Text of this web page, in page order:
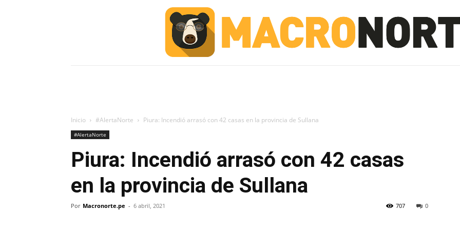
Inicio #AlertaNorte Piura: Incendió arrasó con 42 casas en la provincia de Sullana
#AlertaNorte
Piura: Incendió arrasó con 42 casas
en la provincia de Sullana
Por Macronorte.pe - 6 abril, 2021 0
707